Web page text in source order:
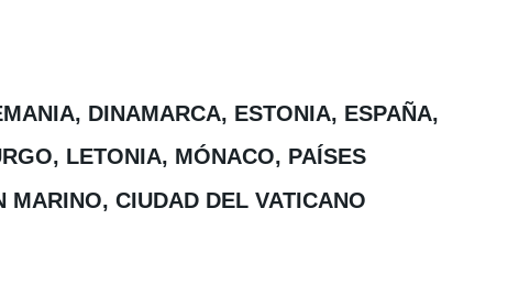
DINAMARCA, ESTONIA, ESPAÑA,
LETONIA, MÓNACO, PAÍSES
CIUDAD DEL VATICANO